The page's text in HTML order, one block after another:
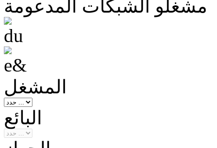
مشغلو الشبكات المدعومة
المشغل
البائع